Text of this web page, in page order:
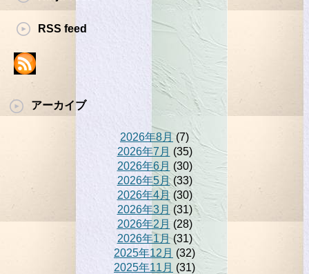
RSS feed
アーカイブ
2026年8月 (7)
2026年7月 (35)
2026年6月 (30)
2026年5月(33)
2026年4月(30)
2026年3月 (31)
2026年2月(28)
2026年1月(31)
2025年12月 (32)
2025年11月 (31)